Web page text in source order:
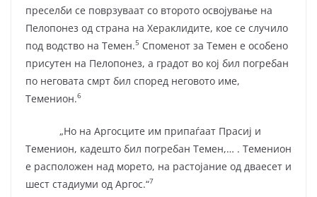
преселби се поврзуваат со второто освојување на
Пелопонез од страна на Хераклидите, кое се случило
под водство на Темен.5 Споменот за Темен е особено
присутен на Пелопонез, а градот во кој бил погребан
по неговата смрт бил според неговото име,
Теменион.6
„Но на Аргосците им припаѓаат Прасиј и
Теменион, кадешто бил погребан Темен,… . Теменион
е расположен над морето, на растојание од дваесет и
шест стадиуми од Аргос.“7